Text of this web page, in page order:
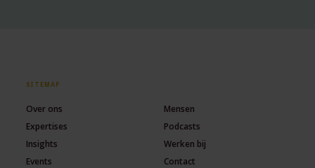
SITEMAP
Over ons
Mensen
Expertises
Podcasts
Insights
Werken bij
Events
Contact